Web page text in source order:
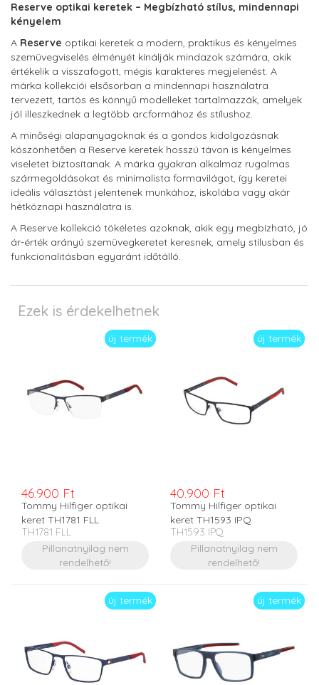
Reserve optikai keretek – Megbízható stílus, mindennapi
kényelem
A Reserve optikai keretek a modern, praktikus és kényelmes
szemüvegviselés élményét kínálják mindazok számára, akik
értékelik a visszafogott, mégis karakteres megjelenést. A
márka kollekciói elsősorban a mindennapi használatra
tervezett, tartós és könnyű modelleket tartalmazzák, amelyek
jól illeszkednek a legtöbb arcformához és stílushoz.
A minőségi alapanyagoknak és a gondos kidolgozásnak
köszönhetően a Reserve keretek hosszú távon is kényelmes
viseletet biztosítanak. A márka gyakran alkalmaz rugalmas
szármegoldásokat és minimalista formavilágot, így keretei
ideális választást jelentenek munkához, iskolába vagy akár
hétköznapi használatra is.
A Reserve kollekció tökéletes azoknak, akik egy megbízható, jó
ár-érték arányú szemüvegkeretet keresnek, amely stílusban és
funkcionalitásban egyaránt időtálló.
Ezek is érdekelhetnek
új termék
46.900 Ft
Tommy Hilfiger optikai
keret TH1781 FLL
TH1781 FLL
Pillanatnyilag nem
rendelhető!
új termék
40.900 Ft
Tommy Hilfiger optikai
keret TH1593 IPQ
TH1593 IPQ
Pillanatnyilag nem
rendelhető!
új termék új termék